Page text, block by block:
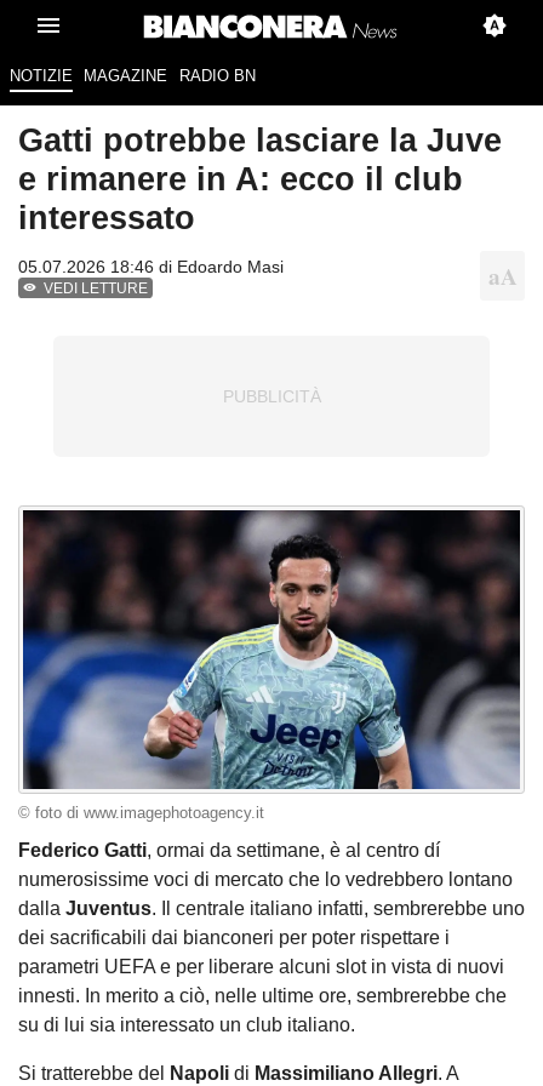
NOTIZIE MAGAZINE RADIO BN
Gatti potrebbe lasciare la Juve
e rimanere in A: ecco il club
interessato
05.07.2026 18:46 di Edoardo Masi
VEDI LETTURE
© foto di www.imagephotoagency.it
Federico Gatti, ormai da settimane, è al centro dí
numerosissime voci di mercato che lo vedrebbero lontano
dalla Juventus. Il centrale italiano infatti, sembrerebbe uno
dei sacrificabili dai bianconeri per poter rispettare i
parametri UEFA e per liberare alcuni slot in vista di nuovi
innesti. In merito a ciò, nelle ultime ore, sembrerebbe che
su di lui sia interessato un club italiano.
Si tratterebbe del Napoli di Massimiliano Allegri. A